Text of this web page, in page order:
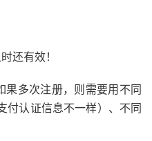
还有效！
果多次注册，则需要用不同
付认证信息不一样）、不同